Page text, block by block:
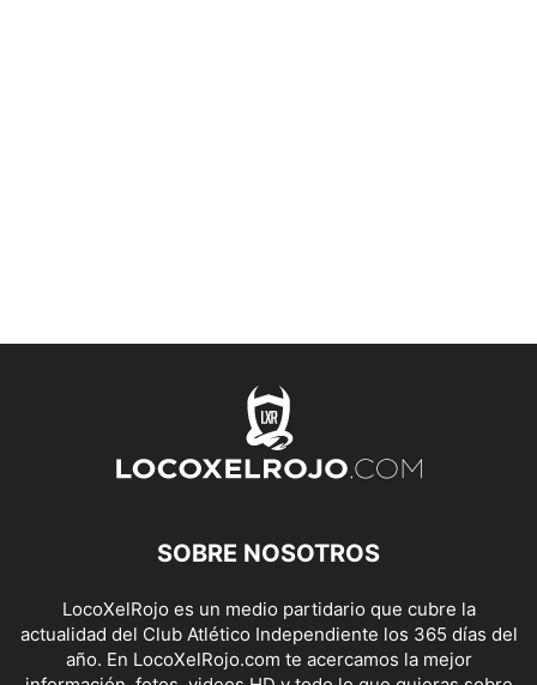
SOBRE NOSOTROS
LocoXelRojo es un medio partidario que cubre la
actualidad del Club Atlético Independiente los 365 días del
año. En LocoXelRojo.com te acercamos la mejor